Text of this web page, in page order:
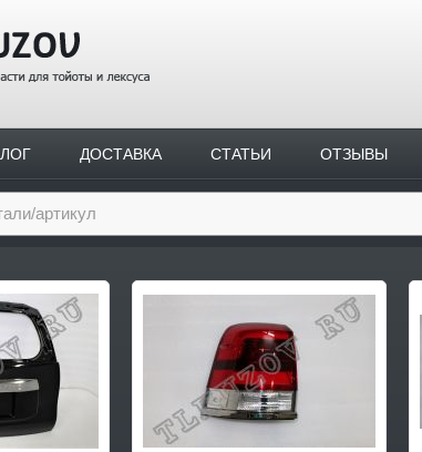
ДОСТАВКА СТАТЬИ ОТЗЫВЫ